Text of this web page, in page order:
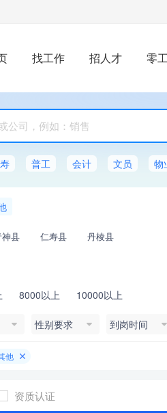
找工作 招人才 零
普工 会计 文员 物
县 仁寿县 丹棱县
8000以上 10000以上
性别要求 到岗时间
他
资质认证